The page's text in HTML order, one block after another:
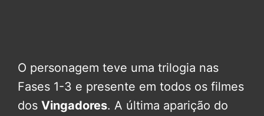
O personagem teve uma trilogia nas
Fases 1-3 e presente em todos os filmes
dos Vingadores. A última aparição do